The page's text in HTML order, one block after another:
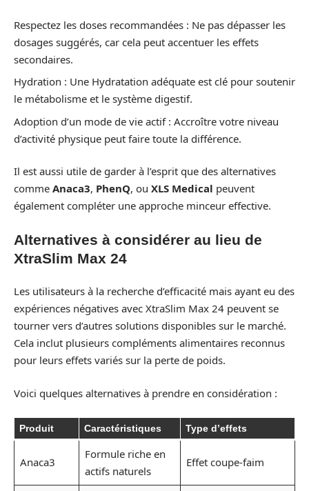
Respectez les doses recommandées : Ne pas dépasser les
dosages suggérés, car cela peut accentuer les effets
secondaires.
Hydration : Une Hydratation adéquate est clé pour soutenir
le métabolisme et le système digestif.
Adoption d’un mode de vie actif : Accroître votre niveau
d’activité physique peut faire toute la différence.
Il est aussi utile de garder à l’esprit que des alternatives
comme Anaca3, PhenQ, ou XLS Medical peuvent
également compléter une approche minceur effective.
Alternatives à considérer au lieu de
XtraSlim Max 24
Les utilisateurs à la recherche d’efficacité mais ayant eu des
expériences négatives avec XtraSlim Max 24 peuvent se
tourner vers d’autres solutions disponibles sur le marché.
Cela inclut plusieurs compléments alimentaires reconnus
pour leurs effets variés sur la perte de poids.
Voici quelques alternatives à prendre en considération :
Produit Caractéristiques Type d’effets
Anaca3
Formule riche en
actifs naturels
Effet coupe-faim